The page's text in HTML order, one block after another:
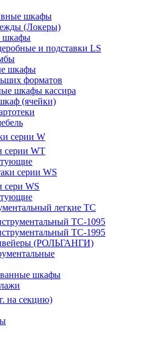
шкафы
(Локеры)
шкафы
и подставки LS
шкафы
форматов
шкафы кассира
(ячейки)
серии W
серии WT
серии WS
сери WS
легкие ТС
TC-1095
TC-1995
(РОЛЬГАНГИ)
шкафы
на секцию)